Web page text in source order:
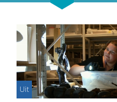
Uit